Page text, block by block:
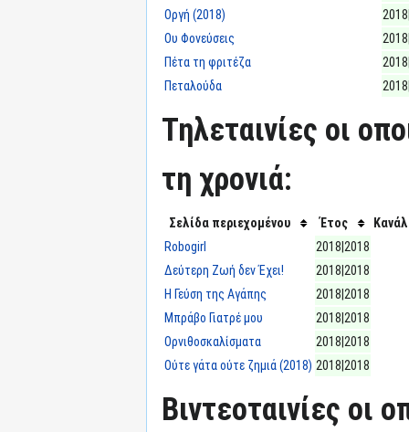
Οργή (2018)
Ου Φονεύσεις
Πέτα τη φριτέζα
Πεταλούδα
Τηλεταινίες οι
τη χρονιά:
Σελίδα περιεχομένου Έτος
Robogirl
2018|2018
Δεύτερη Ζωή δεν Έχει!
2018|2018
Η Γεύση της Αγάπης
2018|2018
Μπράβο Γιατρέ μου
2018|2018
Ορνιθοσκαλίσματα
2018|2018
Ούτε γάτα ούτε ζημιά (2018) 2018|2018
Βιντεοταινίες οι